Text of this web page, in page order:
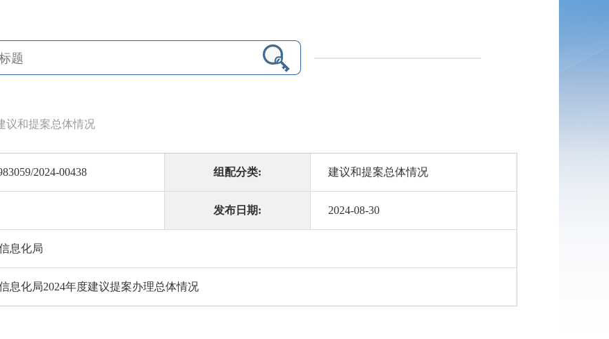
议和提案总体情况
2024-00438 组配分类: 建议和提案总体情况
发布日期: 2024-08-30
息化局
息化局2024年度建议提案办理总体情况